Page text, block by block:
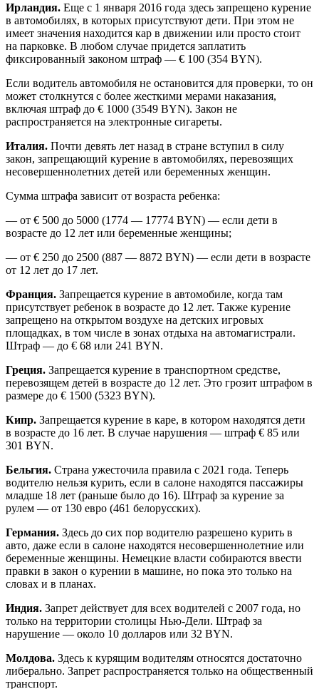
Ирландия. Еще с 1 января 2016 года здесь запрещено курение
в автомобилях, в которых присутствуют дети. При этом не
имеет значения находится кар в движении или просто стоит
на парковке. В любом случае придется заплатить
фиксированный законом штраф — € 100 (354 BYN).
Если водитель автомобиля не остановится для проверки, то он
может столкнутся с более жесткими мерами наказания,
включая штраф до € 1000 (3549 BYN). Закон не
распространяется на электронные сигареты.
Италия. Почти девять лет назад в стране вступил в силу
закон, запрещающий курение в автомобилях, перевозящих
несовершеннолетних детей или беременных женщин.
Сумма штрафа зависит от возраста ребенка:
— от € 500 до 5000 (1774 — 17774 BYN) — если дети в
возрасте до 12 лет или беременные женщины;
— от € 250 до 2500 (887 — 8872 BYN) — если дети в возрасте
от 12 лет до 17 лет.
Франция. Запрещается курение в автомобиле, когда там
присутствует ребенок в возрасте до 12 лет. Также курение
запрещено на открытом воздухе на детских игровых
площадках, в том числе в зонах отдыха на автомагистрали.
Штраф — до € 68 или 241 BYN.
Греция. Запрещается курение в транспортном средстве,
перевозящем детей в возрасте до 12 лет. Это грозит штрафом в
размере до € 1500 (5323 BYN).
Кипр. Запрещается курение в каре, в котором находятся дети
в возрасте до 16 лет. В случае нарушения — штраф € 85 или
301 BYN.
Бельгия. Страна ужесточила правила с 2021 года. Теперь
водителю нельзя курить, если в салоне находятся пассажиры
младше 18 лет (раньше было до 16). Штраф за курение за
рулем — от 130 евро (461 белорусских).
Германия. Здесь до сих пор водителю разрешено курить в
авто, даже если в салоне находятся несовершеннолетние или
беременные женщины. Немецкие власти собираются ввести
правки в закон о курении в машине, но пока это только на
словах и в планах.
Индия. Запрет действует для всех водителей с 2007 года, но
только на территории столицы Нью-Дели. Штраф за
нарушение — около 10 долларов или 32 BYN.
Молдова. Здесь к курящим водителям относятся достаточно
либерально. Запрет распространяется только на общественный
транспорт.